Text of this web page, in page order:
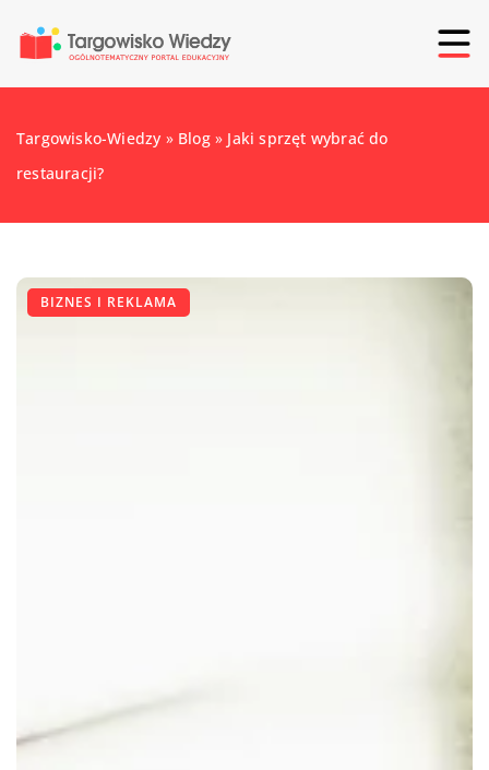
Targowisko-Wiedzy » Blog» Jaki sprzęt wybrać do
restauracji?
BIZNES I REKLAMA